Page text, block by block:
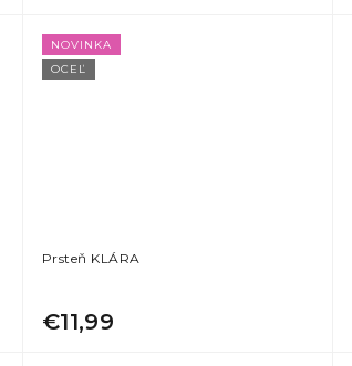
NOVINKA
OCEĽ
Prsteň KLÁRA
€11,99